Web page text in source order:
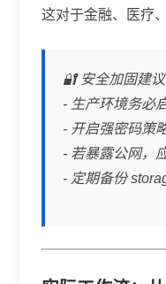
这对于金融、医疗
🔐 安全加固建议
- 生产环境务必
- 开启强密码策
- 若暴露公网，
- 定期备份